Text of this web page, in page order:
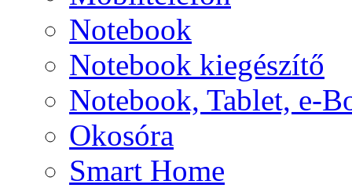
Notebook
Notebook kiegészítő
Notebook, Tablet, e-
Okosóra
Smart Home